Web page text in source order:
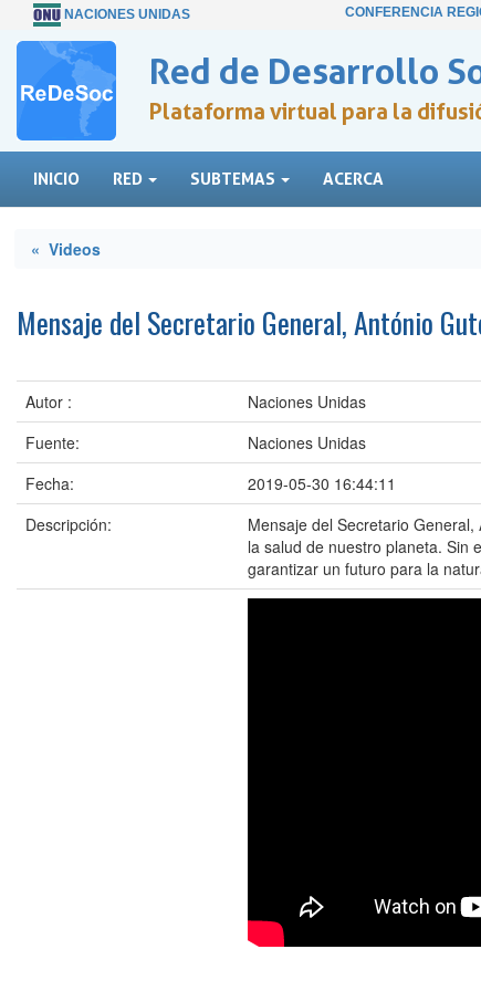
NACIONES UNIDAS CONFERENCIA
Red de Desarrollo
Plataforma virtual para la
INICIO RED SUBTEMAS ACERCA
« Videos
Mensaje del Secretario General, António
Autor :
Naciones Unidas
Fuente:
Naciones Unidas
Fecha:
2019-05-30 16:44:11
Descripción:
Mensaje del Secretario
la salud de nuestro planeta. Sin
garantizar un futuro para la